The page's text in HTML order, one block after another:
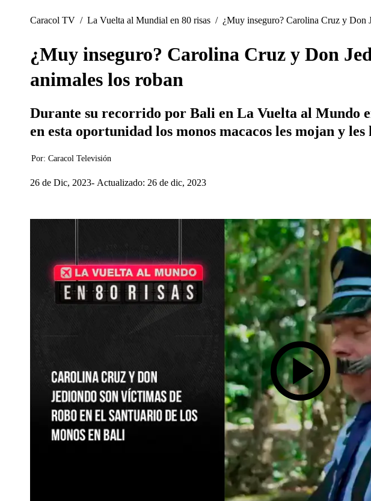
Caracol TV / La Vuelta al Mundial en 80 risas / ¿Muy inseguro? Carolina Cruz y Don
¿Muy inseguro? Carolina Cruz y Don
animales los roban
Durante su recorrido por Bali en La Vuelta al Mundo
en esta oportunidad los monos macacos les mojan y
Por: Caracol Televisión
26 de Dic, 2023 Actualizado: 26 de dic, 2023